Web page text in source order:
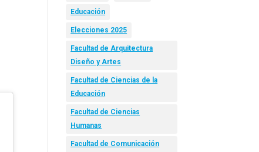
Educación
Elecciones 2025
Facultad de Arquitectura
Diseño y Artes
Facultad de Ciencias de la
Educación
Facultad de Ciencias
Humanas
Facultad de Comunicación